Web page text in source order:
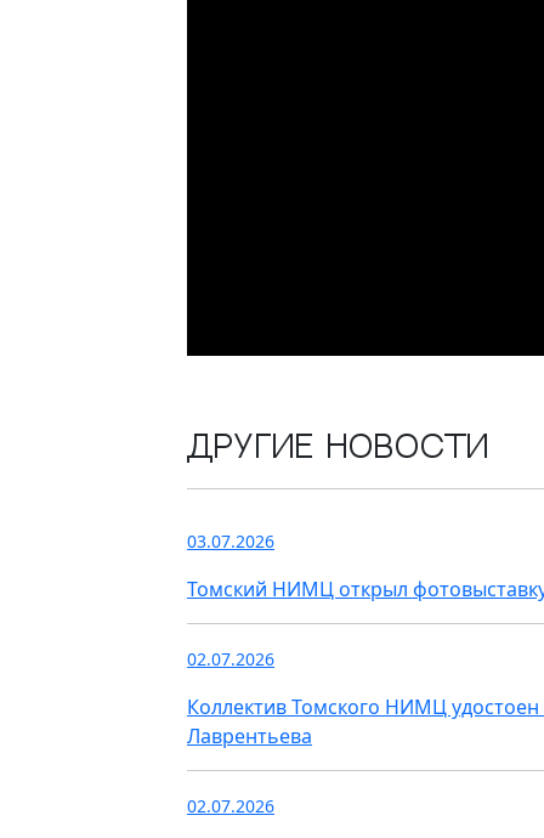
Другие новости
03.07.2026
Томский НИМЦ открыл
02.07.2026
Коллектив Томского НИМЦ
Лаврентьева
02.07.2026